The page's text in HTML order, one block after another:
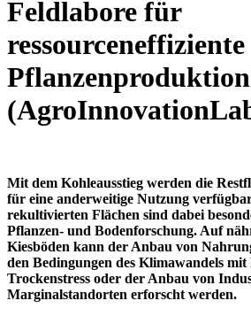
Feldlabore für
ressourceneffiziente
Pflanzenproduktion
Mit dem Kohleausstieg werden die
für eine anderweitige Nutzung
rekultivierten Flächen sind dabei
Pflanzen- und Bodenforschung. Auf
Kiesböden kann der Anbau von
den Bedingungen des Klimawandels mit
Trockenstress oder der Anbau von
Marginalstandorten erforscht werden.